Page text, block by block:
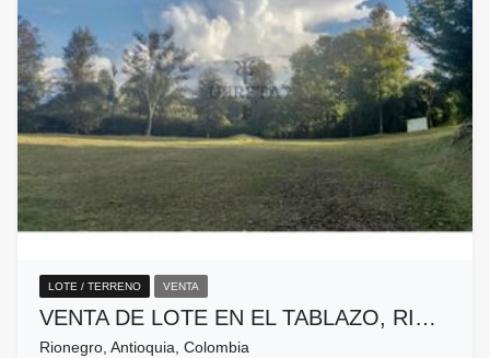
LOTE / TERRENO VENTA
VENTA DE LOTE EN EL TABLAZO, RI…
Rionegro, Antioquia, Colombia